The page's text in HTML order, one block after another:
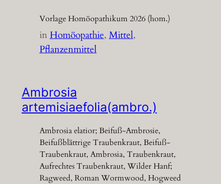
Vorlage Homöopathikum 2026 (hom.)
inHomöopathie, Mittel
Pflanzenmittel
Ambrosia
artemisiaefolia(ambro.)
Ambrosia elatior; Beifuß-Ambrosie,
Beifußblättrige Traubenkraut, Beifuß-
Traubenkraut, Ambrosia, Traubenkraut,
Aufrechtes Traubenkraut, Wilder Hanf;
Ragweed, Roman Wormwood, Hogweed